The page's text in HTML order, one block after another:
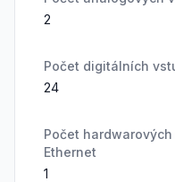
2
Počet digitálních
24
Počet
Ethernet
1